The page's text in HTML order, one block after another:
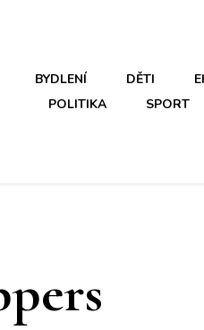
BYDLENÍ DĚTI
POLITIKA
SPORT